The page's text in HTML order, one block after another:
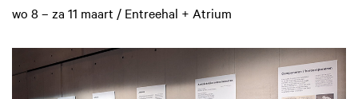
wo 8 – za 11 maart / Entreehal + Atrium